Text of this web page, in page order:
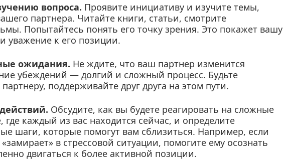
вопроса. Проявите инициативу и изучите темы,
партнера. Читайте книги, статьи, смотрите
Попытайтесь понять его точку зрения. Это покажет вашу
уважение к его позиции.
ожидания. Не ждите, что ваш партнер изменится
убеждений — долгий и сложный процесс. Будьте
поддерживайте друг друга на этом пути.
Обсудите, как вы будете реагировать на сложные
где каждый из вас находится сейчас, и определите
шаги, которые помогут вам сблизиться. Например, если
в стрессовой ситуации, помогите ему осознать
двигаться к более активной позиции.